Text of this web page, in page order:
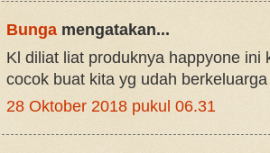
Bungamengatakan...
Kl diliat liat produknya happyone ini
cocok buat kita yg udah berkeluarga
28 Oktober 2018 pukul 06.31